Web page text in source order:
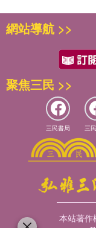
網站導航 >>
聚焦三民 >>
三民書局 三
本站著作